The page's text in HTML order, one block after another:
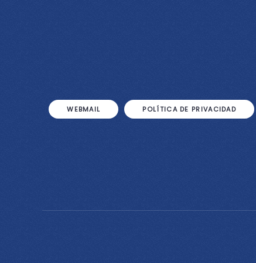
WEBMAIL POLÍTICA DE PRIVACIDAD